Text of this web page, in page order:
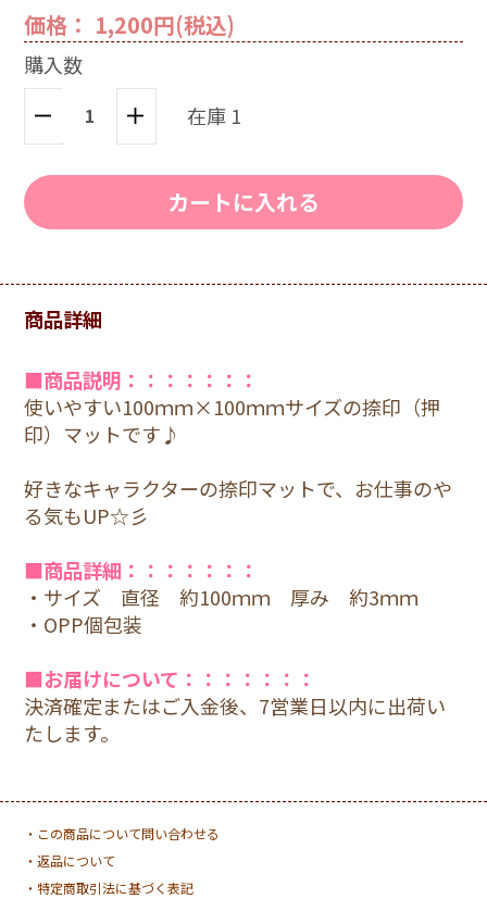
価格： 1,200円(税込)
購入数
在庫 1
カートに入れる
商品詳細
■商品説明：：：：：：：
使いやすい100ｍｍ×100ｍｍサイズの捺印（押
印）マットです♪
好きなキャラクターの捺印マットで、お仕事のや
る気もUP☆彡
■商品詳細：：：：：：：
・サイズ 直径 約100ｍｍ 厚み 約3ｍｍ
・OPP個包装
■お届けについて：：：：：：：
決済確定またはご入金後、7営業日以内に出荷い
たします。
・この商品について問い合わせる
・返品について
・特定商取引法に基づく表記